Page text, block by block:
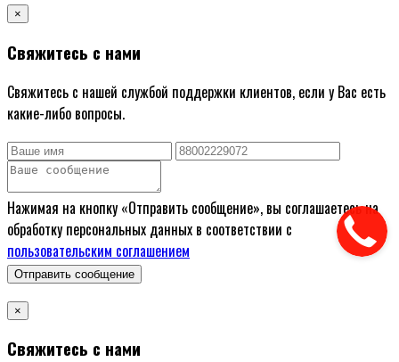
×
Свяжитесь с нами
Свяжитесь с нашей службой поддержки клиентов, если у Вас есть
какие-либо вопросы.
Нажимая на кнопку «Отправить сообщение», вы соглашаетесь на
обработку персональных данных в соответствии с
пользовательским соглашением
Отправить сообщение
×
Свяжитесь с нами